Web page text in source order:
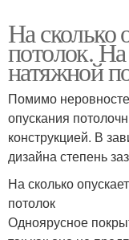
На сколько
потолок. На
натяжной
Помимо
опускания
конструкцией. В
дизайна степень
На сколько
потолок
Одноярусное